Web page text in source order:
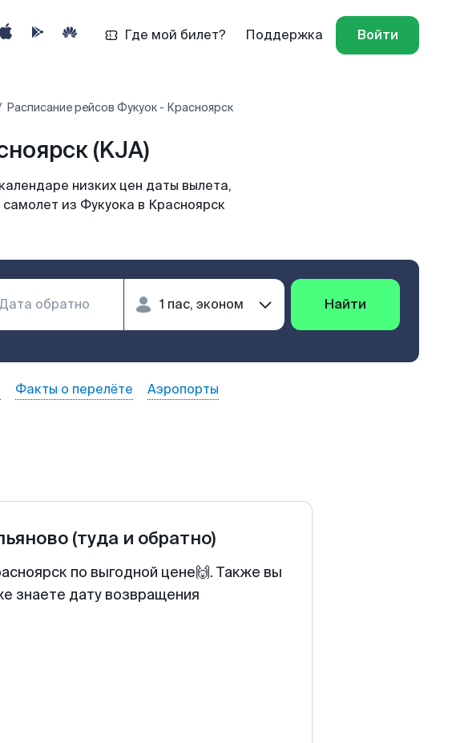
Где мой билет? Поддержка Войти
Расписание рейсов Фукуок - Красноярск
(KJA)
низких цен даты вылета,
из Фукуока в Красноярск
Найти
Факты о перелёте Аэропорты
(туда и обратно)
по выгодной цене🙌. Также вы
знаете дату возвращения